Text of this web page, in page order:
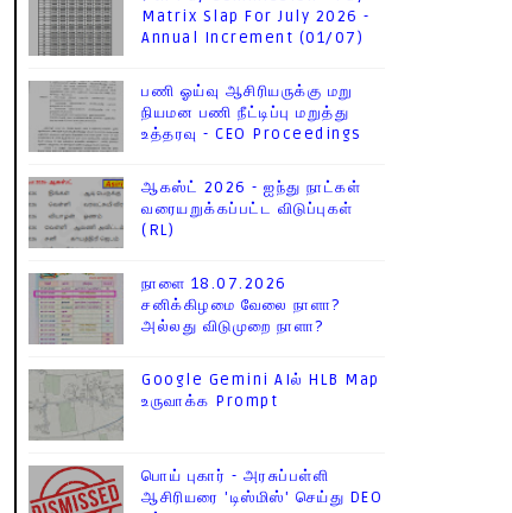
Matrix Slap For July 2026 -
Annual Increment (01/07)
பணி ஓய்வு ஆசிரியருக்கு மறு
நியமன பணி நீட்டிப்பு மறுத்து
உத்தரவு - CEO Proceedings
ஆகஸ்ட் 2026 - ஐந்து நாட்கள்
வரையறுக்கப்பட்ட விடுப்புகள்
(RL)
நாளை 18.07.2026
சனிக்கிழமை வேலை நாளா?
அல்லது விடுமுறை நாளா?
Google Gemini AIல் HLB Map
உருவாக்க Prompt
பொய் புகார் - அரசுப்பள்ளி
ஆசிரியரை 'டிஸ்மிஸ்' செய்து DEO